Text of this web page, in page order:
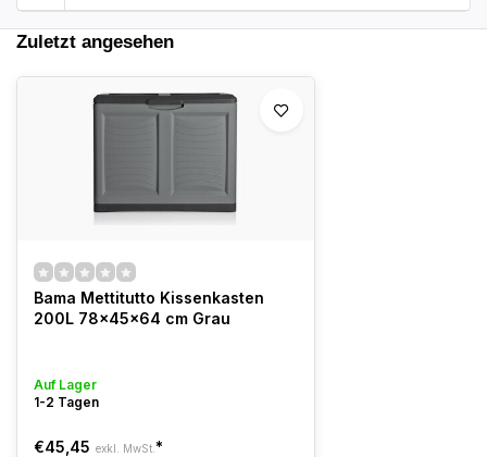
Zuletzt angesehen
Bama Mettitutto Kissenkasten
200L 78x45x64 cm Grau
Auf Lager
1-2 Tagen
€45,45 exkl. MwSt. *